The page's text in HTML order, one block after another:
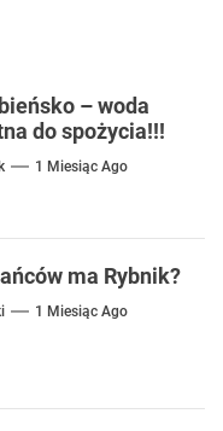
– woda
do spożycia!!!
1 Miesiąc Ago
ma Rybnik?
1 Miesiąc Ago